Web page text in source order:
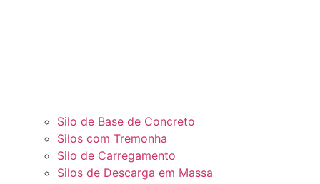
Silo de Base de Concreto
Silos com Tremonha
Silo de Carregamento
Silos de Descarga em Massa